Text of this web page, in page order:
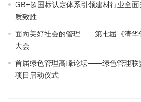
GB+超国标认定体系引领建材行业全
质致胜
面向美好社会的管理——第七届《清华
大会
首届绿色管理高峰论坛——绿色管理联
项目启动仪式